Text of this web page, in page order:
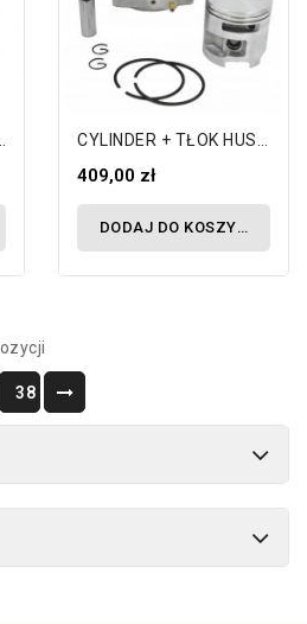
141 142 !... CYLINDER + TŁOK HUSQVARNA 575XP 575 51MM...
409,00 zł
DODAJ DO KOSZYKA
38